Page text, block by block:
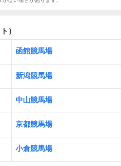
）
函館競馬場
新潟競馬場
中山競馬場
京都競馬場
小倉競馬場